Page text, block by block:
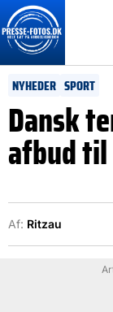
NYHEDER SPORT
Dansk
afbud
Af: Ritzau